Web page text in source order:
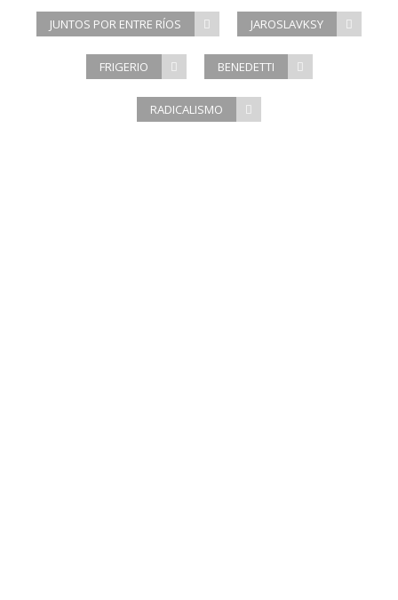
JUNTOS POR ENTRE RÍOS JAROSLAVKSY
FRIGERIO BENEDETTI
RADICALISMO